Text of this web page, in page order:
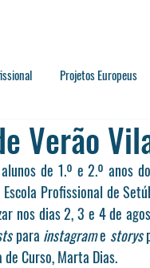
Projetos Europeus
Verão
de 1.º e 2.º anos
Profissional de
nos dias 2, 3 e 4 de
para instagram e storys
Curso, Marta Dias.